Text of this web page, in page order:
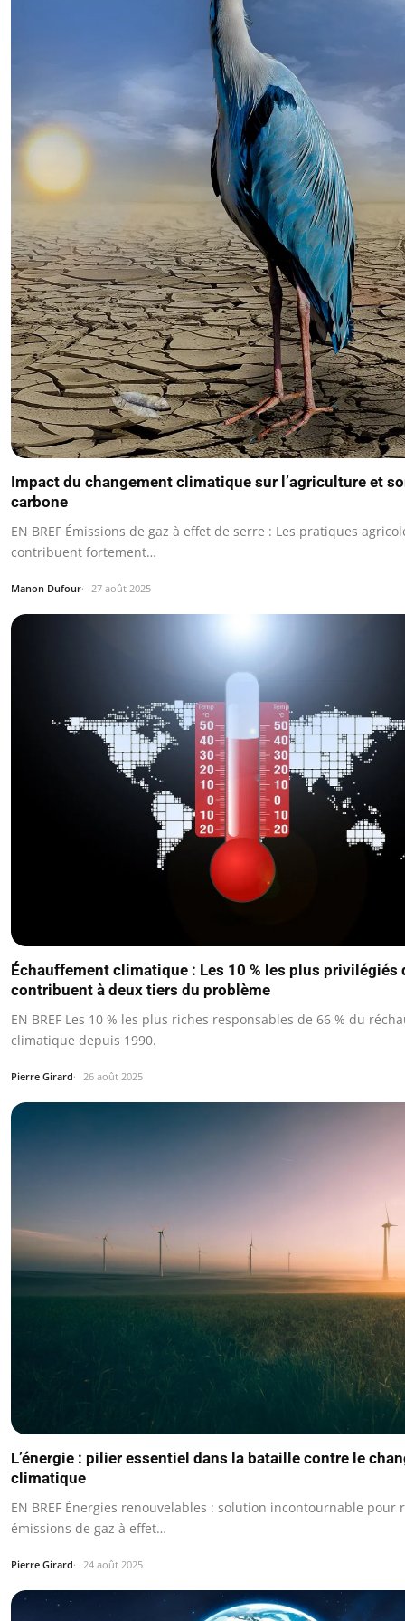
Impact du changement climatique sur l’agriculture et
carbone
EN BREF Émissions de gaz à effet de serre : Les pratiques
contribuent fortement…
Manon Dufour 27 août 2025
Échauffement climatique : Les 10 % les plus privilégiés
contribuent à deux tiers du problème
EN BREF Les 10 % les plus riches responsables de 66 % du
climatique depuis 1990.
Pierre Girard 26 août 2025
L’énergie : pilier essentiel dans la bataille contre le
climatique
EN BREF Énergies renouvelables : solution incontournable pour
émissions de gaz à effet…
Pierre Girard 24 août 2025